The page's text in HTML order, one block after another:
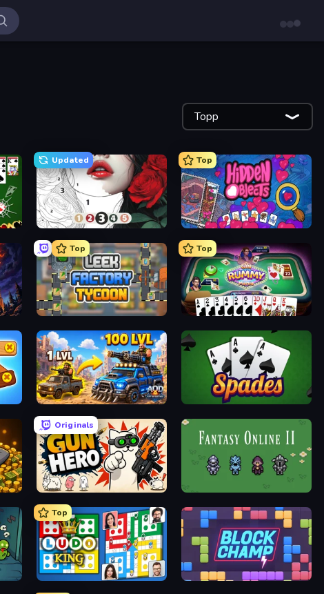
Topp
Updated
Numicolor
Top
Hidden Objects
Top
Leek Factory Tycoon
Top
Gin Rummy Mania
AOD - Art Of Defense Spades
Originals
Gun Hero: Cat Survival
Top
Ludo King Block Champ